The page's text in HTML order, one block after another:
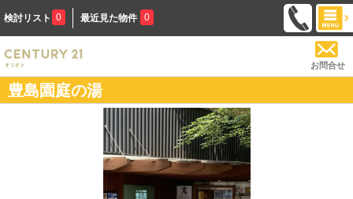
検討リスト 0 最近見た物件 0
お問合せ
豊島園庭の湯